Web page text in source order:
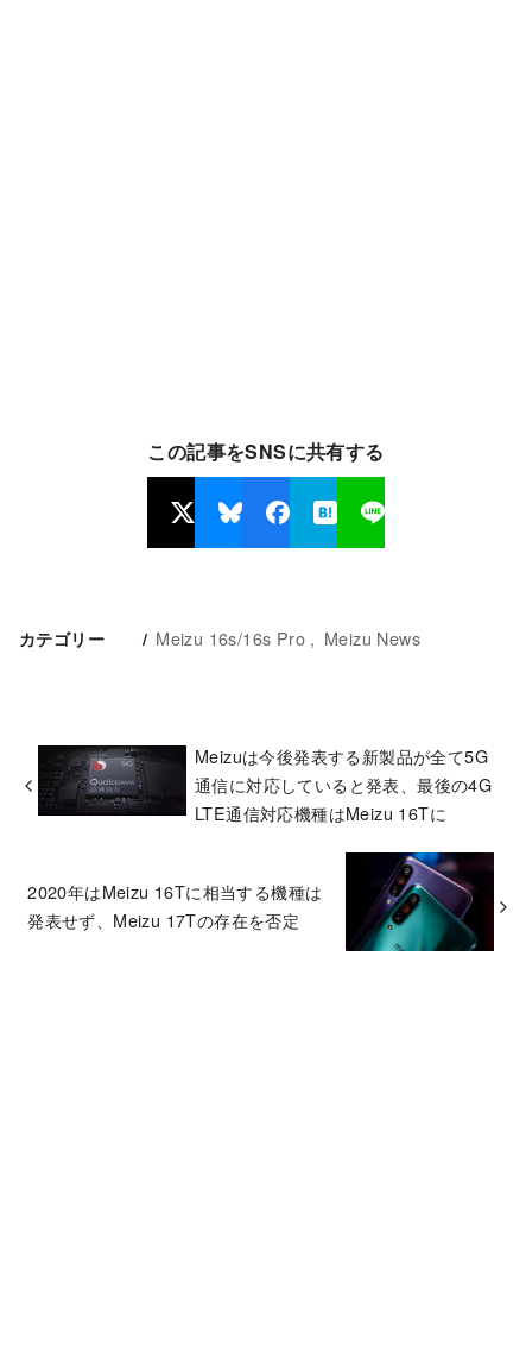
この記事をSNSに共有する
カテゴリー Meizu 16s/16s Pro Meizu News
Meizuは今後発表する新製品が全て5G
通信に対応していると発表、最後の4G
LTE通信対応機種はMeizu 16Tに
2020年はMeizu 16Tに相当する機種は
発表せず、Meizu 17Tの存在を否定